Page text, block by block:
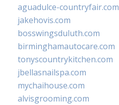
aguadulce-countryfair.com
jakehovis.com
bosswingsduluth.com
birminghamautocare.com
tonyscountrykitchen.com
jbellasnailspa.com
mychaihouse.com
alvisgrooming.com